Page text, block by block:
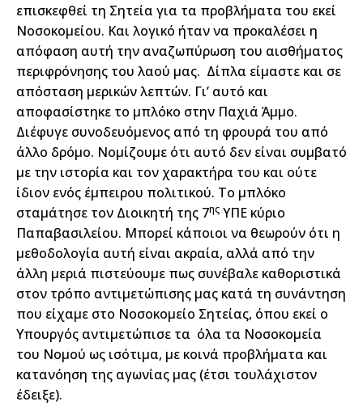
επισκεφθεί τη Σητεία για τα προβλήματα του εκεί
Νοσοκομείου. Και λογικό ήταν να προκαλέσει η
απόφαση αυτή την αναζωπύρωση του αισθήματος
περιφρόνησης του λαού μας. Δίπλα είμαστε και σε
απόσταση μερικών λεπτών. Γι’ αυτό και
αποφασίστηκε το μπλόκο στην Παχιά Άμμο.
Διέφυγε συνοδευόμενος από τη φρουρά του από
άλλο δρόμο. Νομίζουμε ότι αυτό δεν είναι συμβατό
με την ιστορία και τον χαρακτήρα του και ούτε
ίδιον ενός έμπειρου πολιτικού. Το μπλόκο
σταμάτησε τον Διοικητή της 7ης ΥΠΕ κύριο
Παπαβασιλείου. Μπορεί κάποιοι να θεωρούν ότι η
μεθοδολογία αυτή είναι ακραία, αλλά από την
άλλη μεριά πιστεύουμε πως συνέβαλε καθοριστικά
στον τρόπο αντιμετώπισης μας κατά τη συνάντηση
που είχαμε στο Νοσοκομείο Σητείας, όπου εκεί ο
Υπουργός αντιμετώπισε τα όλα τα Νοσοκομεία
του Νομού ως ισότιμα, με κοινά προβλήματα και
κατανόηση της αγωνίας μας (έτσι τουλάχιστον
έδειξε).